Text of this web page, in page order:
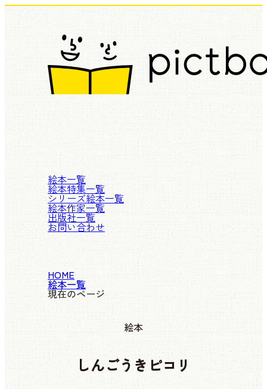
絵本一覧
絵本特集一覧
シリーズ絵本一覧
絵本作家一覧
出版社一覧
お問い合わせ
HOME
絵本一覧
現在のページ
絵本
しんごうきピコリ